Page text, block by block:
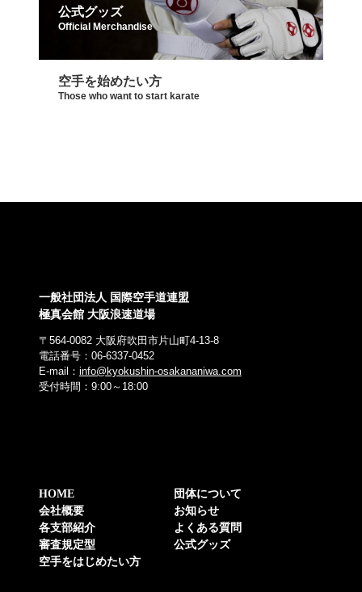
公式グッズ
Official Merchandise
空手を始めたい方
Those who want to start karate
一般社団法人 国際空手道連盟
極真会館 大阪浪速道場
〒564-0082 大阪府吹田市片山町4-13-8
電話番号：06-6337-0452
E-mail： info@kyokushin-osakananiwa.com
受付時間：9:00～18:00
HOME
団体について
会社概要
お知らせ
各支部紹介
よくある質問
審査規定型
公式グッズ
空手をはじめたい方